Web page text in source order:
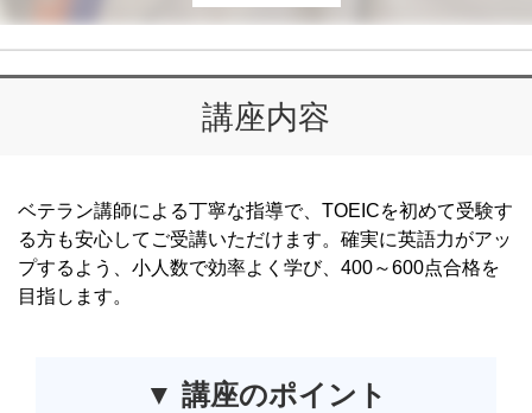
講座内容
ベテラン講師による丁寧な指導で、TOEICを初めて受験す
る方も安心してご受講いただけます。確実に英語力がアッ
プするよう、小人数で効率よく学び、400～600点合格を
目指します。
▼ 講座のポイント